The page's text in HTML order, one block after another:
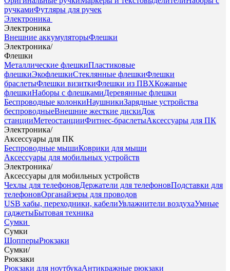
ручкамиФутляры для ручек
Электроника
Электроника
Внешние аккумуляторыФлешки
Электроника/
Флешки
Металлические флешкиПластиковые
флешкиЭкофлешкиСтеклянные флешкиФлешки
браслетыФлешки визиткиФлешки из ПВХКожаные
флешкиНаборы с флешкамиДеревянные флешки
Беспроводные колонкиНаушникиЗарядные устройства
беспроводныеВнешние жесткие дискиДок
станцииМетеостанцииФитнес-браслетыАксессуары для ПК
Электроника/
Аксессуары для ПК
Беспроводные мышиКоврики для мыши
Аксессуары для мобильных устройств
Электроника/
Аксессуары для мобильных устройств
Чехлы для телефоновДержатели для телефоновПодставки для
телефоновОрганайзеры для проводов
USB хабы, переходники, кабелиУвлажнители воздухаУмные
гаджетыБытовая техника
Сумки
Сумки
ШопперыРюкзаки
Сумки/
Рюкзаки
Рюкзаки для ноутбукаАнтикражные рюкзаки